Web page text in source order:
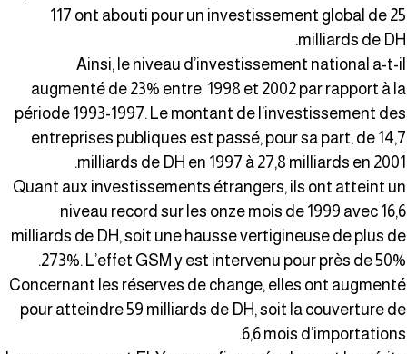
117 ont abouti pour un investissement global de
milliards de
Ainsi, le niveau d’investissement national a-t-
augmenté de 23% entre 1998 et 2002 par rapport à
période 1993-1997. Le montant de l’investissement
entreprises publiques est passé, pour sa part, de
milliards de DH en 1997 à 27,8 milliards en
Quant aux investissements étrangers, ils ont atteint
niveau record sur les onze mois de 1999 avec
milliards de DH, soit une hausse vertigineuse de plus
273%. L’effet GSM y est intervenu pour près de
Concernant les réserves de change, elles ont
pour atteindre 59 milliards de DH, soit la couverture
6,6 mois